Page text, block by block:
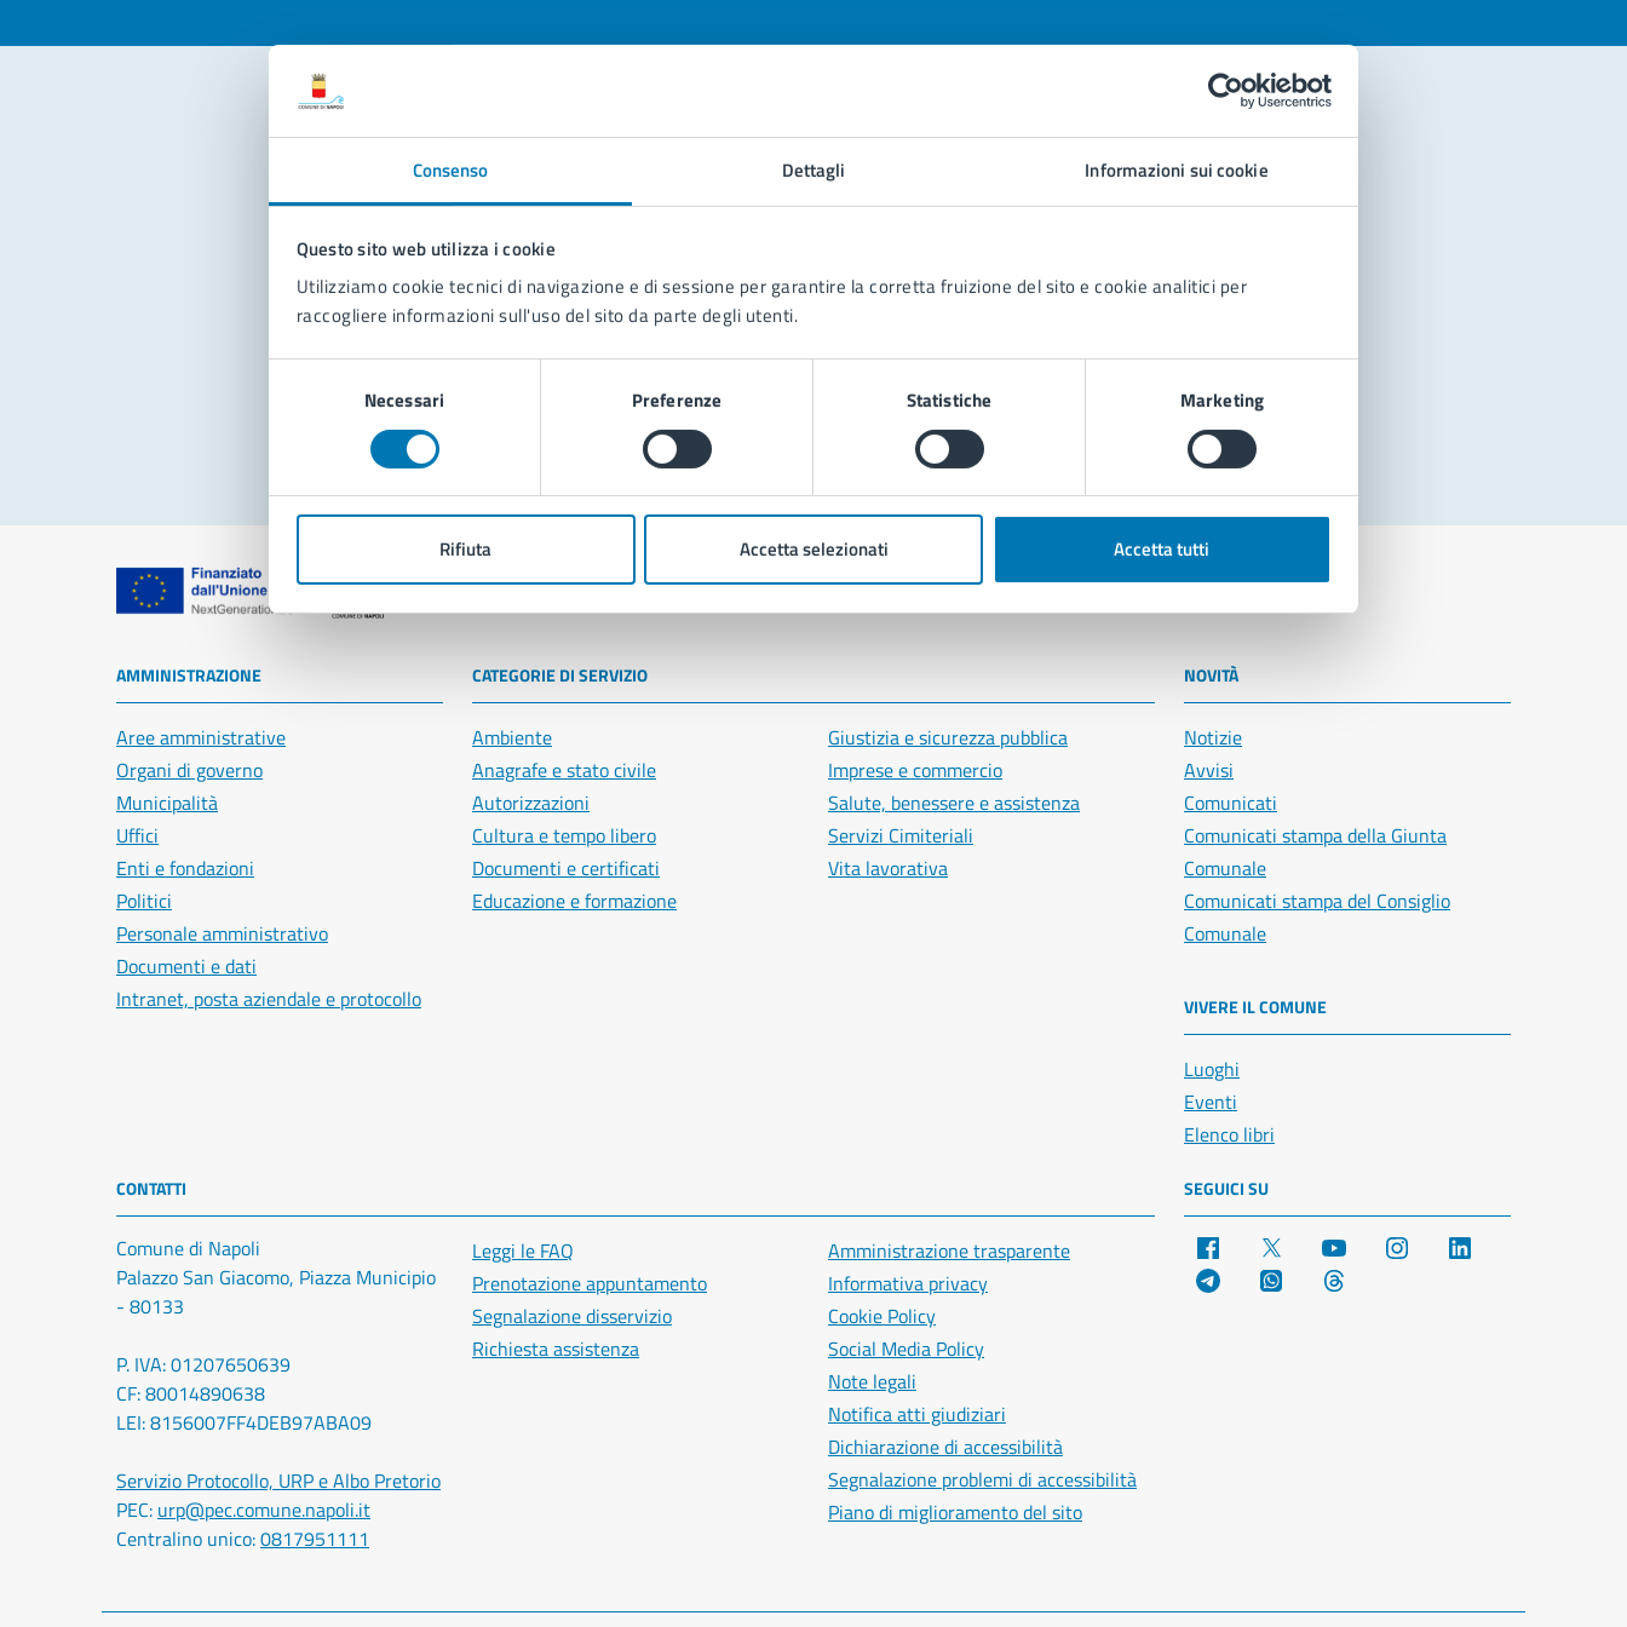
Consenso Dettagli Informazioni sui cookie
Questo sito web utilizza i cookie
Utilizziamo cookie tecnici di navigazione e di sessione per garantire la corretta fruizione del sito e cookie analitici per
raccogliere informazioni sull'uso del sito da parte degli utenti.
Necessari Preferenze Statistiche Marketing
Rifiuta Accetta selezionati Accetta tutti
Contatta il comune
Leggi le domande frequenti
Richiedi assistenza
Prenota appuntamento
Problemi in città
Comune di Napoli
AMMINISTRAZIONE
Aree amministrative
Organi di governo
Municipalità
Uffici
Enti e fondazioni
Politici
Personale amministrativo
Documenti e dati
Intranet, posta aziendale e protocollo
CATEGORIE DI SERVIZIO
Ambiente
Anagrafe e stato civile
Autorizzazioni
Cultura e tempo libero
Documenti e certificati
Educazione e formazione
Giustizia e sicurezza pubblica
Imprese e commercio
Salute, benessere e assistenza
Servizi Cimiteriali
Vita lavorativa
NOVITÀ
Notizie
Avvisi
Comunicati
Comunicati stampa della Giunta
Comunale
Comunicati stampa del Consiglio
Comunale
VIVERE IL COMUNE
Luoghi
Eventi
Elenco libri
CONTATTI
Comune di Napoli
Palazzo San Giacomo, Piazza Municipio
- 80133
P. IVA: 01207650639
CF: 80014890638
LEI: 8156007FF4DEB97ABA09
Servizio Protocollo, URP e Albo Pretorio
PEC: urp@pec.comune.napoli.it
Centralino unico:0817951111
Leggi le FAQ
Prenotazione appuntamento
Segnalazione disservizio
Richiesta assistenza
Amministrazione trasparente
Informativa privacy
Cookie Policy
Social Media Policy
Note legali
Notifica atti giudiziari
Dichiarazione di accessibilità
Segnalazione problemi di accessibilità
Piano di miglioramento del sito
SEGUICI SU
Facebook YouTube Instagram
Telegram WhatsApp